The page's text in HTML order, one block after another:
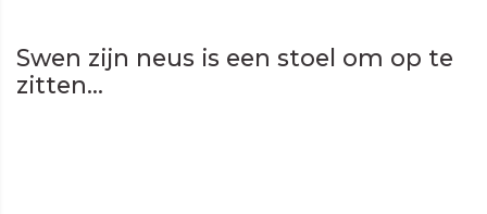
Swen zijn neus is een stoel om op te
zitten...